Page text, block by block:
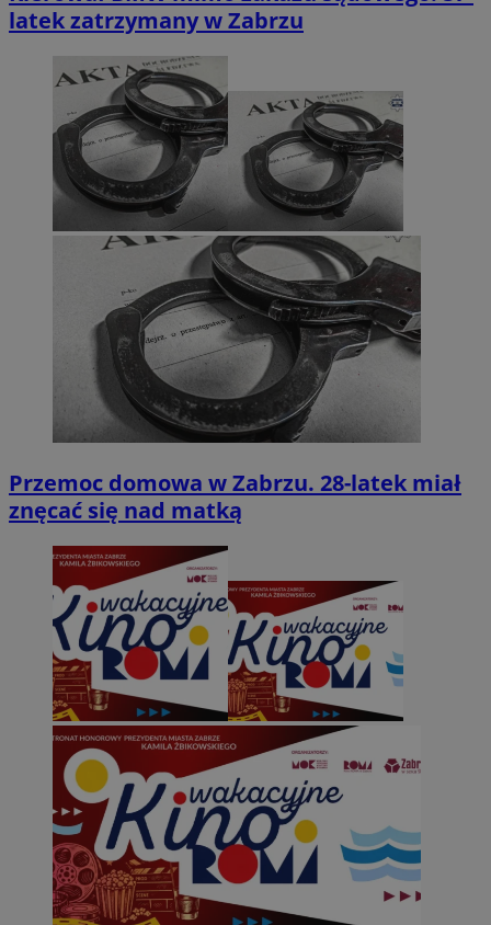
latek zatrzymany w Zabrzu
Przemoc domowa w Zabrzu. 28-latek miał
znęcać się nad matką